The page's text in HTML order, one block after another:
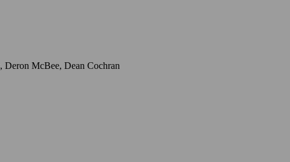
Herci: Chuck Norris, Joanna Pacula, Daniel Bernhardt, Bernie Kopell, Todd Jensen, Marshall R. Teague, Tracy Scoggins, Curt Lowens, Deron McBee, Dean Cochran